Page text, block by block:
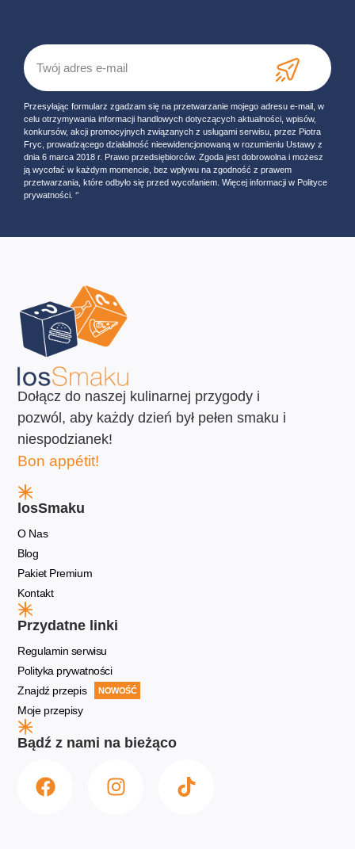
Przesyłając formularz zgadzam się na przetwarzanie mojego adresu e-mail, w
celu otrzymywania informacji handlowych dotyczących aktualności, wpisów,
konkursów, akcji promocyjnych związanych z usługami serwisu, przez Piotra
Fryc, prowadzącego działalność nieewidencjonowaną w rozumieniu Ustawy z
dnia 6 marca 2018 r. Prawo przedsiębiorców. Zgoda jest dobrowolna i możesz
ją wycofać w każdym momencie, bez wpływu na zgodność z prawem
przetwarzania, które odbyło się przed wycofaniem. Więcej informacji w Polityce
prywatności. ‘’
Dołącz do naszej kulinarnej przygody i
pozwól, aby każdy dzień był pełen smaku i
niespodzianek!
Bon appétit!
losSmaku
O Nas
Blog
Pakiet Premium
Kontakt
Przydatne linki
Regulamin serwisu
Polityka prywatności
Znajdź przepis
NOWOŚĆ
Moje przepisy
Bądź z nami na bieżąco